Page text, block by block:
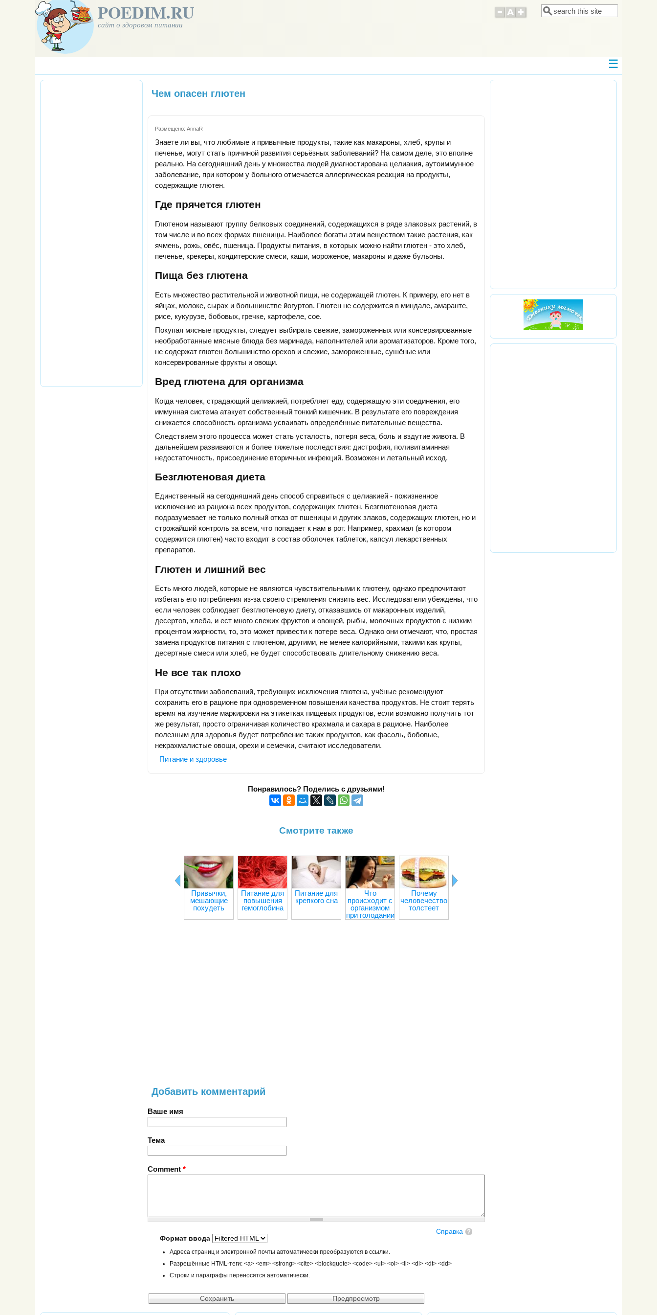
POEDIM.RU
сайт о здоровом питании
Форма поиска
Поиск
Чем опасен глютен
Размещено: ArinaR
Знаете ли вы, что любимые и привычные продукты, такие как макароны, хлеб, крупы и
печенье, могут стать причиной развития серьёзных заболеваний? На самом деле, это вполне
реально. На сегодняшний день у множества людей диагностирована целиакия, аутоиммунное
заболевание, при котором у больного отмечается аллергическая реакция на продукты,
содержащие глютен.
Где прячется глютен
Глютеном называют группу белковых соединений, содержащихся в ряде злаковых растений, в
том числе и во всех формах пшеницы. Наиболее богаты этим веществом такие растения, как
ячмень, рожь, овёс, пшеница. Продукты питания, в которых можно найти глютен - это хлеб,
печенье, крекеры, кондитерские смеси, каши, мороженое, макароны и даже бульоны.
Пища без глютена
Есть множество растительной и животной пищи, не содержащей глютен. К примеру, его нет в
яйцах, молоке, сырах и большинстве йогуртов. Глютен не содержится в миндале, амаранте,
рисе, кукурузе, бобовых, гречке, картофеле, сое.
Покупая мясные продукты, следует выбирать свежие, замороженных или консервированные
необработанные мясные блюда без маринада, наполнителей или ароматизаторов. Кроме того,
не содержат глютен большинство орехов и свежие, замороженные, сушёные или
консервированные фрукты и овощи.
Вред глютена для организма
Когда человек, страдающий целиакией, потребляет еду, содержащую эти соединения, его
иммунная система атакует собственный тонкий кишечник. В результате его повреждения
снижается способность организма усваивать определённые питательные вещества.
Следствием этого процесса может стать усталость, потеря веса, боль и вздутие живота. В
дальнейшем развиваются и более тяжелые последствия: дистрофия, поливитаминная
недостаточность, присоединение вторичных инфекций. Возможен и летальный исход.
Безглютеновая диета
Единственный на сегодняшний день способ справиться с целиакией - пожизненное
исключение из рациона всех продуктов, содержащих глютен. Безглютеновая диета
подразумевает не только полный отказ от пшеницы и других злаков, содержащих глютен, но и
строжайший контроль за всем, что попадает к нам в рот. Например, крахмал (в котором
содержится глютен) часто входит в состав оболочек таблеток, капсул лекарственных
препаратов.
Глютен и лишний вес
Есть много людей, которые не являются чувствительными к глютену, однако предпочитают
избегать его потребления из-за своего стремления снизить вес. Исследователи убеждены, что
если человек соблюдает безглютеновую диету, отказавшись от макаронных изделий,
десертов, хлеба, и ест много свежих фруктов и овощей, рыбы, молочных продуктов с низким
процентом жирности, то, это может привести к потере веса. Однако они отмечают, что, простая
замена продуктов питания с глютеном, другими, не менее калорийными, такими как крупы,
десертные смеси или хлеб, не будет способствовать длительному снижению веса.
Не все так плохо
При отсутствии заболеваний, требующих исключения глютена, учёные рекомендуют
сохранить его в рационе при одновременном повышении качества продуктов. Не стоит терять
время на изучение маркировки на этикетках пищевых продуктов, если возможно получить тот
же результат, просто ограничивая количество крахмала и сахара в рационе. Наиболее
полезным для здоровья будет потребление таких продуктов, как фасоль, бобовые,
некрахмалистые овощи, орехи и семечки, считают исследователи.
Питание и здоровье
Понравилось? Поделись с друзьями!
Смотрите также
Привычки,
мешающие
похудеть
Питание для
повышения
гемоглобина
Питание для
крепкого сна
Что
происходит с
организмом
при голодании
Почему
человечество
толстеет
Добавить комментарий
Ваше имя
Тема
Comment *
Справка
Формат ввода
Адреса страниц и электронной почты автоматически преобразуются в ссылки.
Разрешённые HTML-теги: <a> <em> <strong> <cite> <blockquote> <code> <ul> <ol> <li> <dl> <dt> <dd>
Строки и параграфы переносятся автоматически.